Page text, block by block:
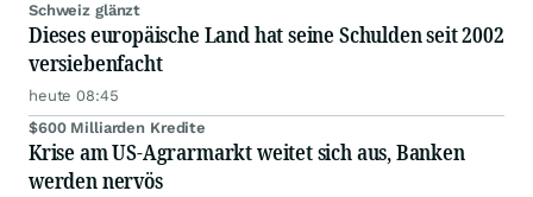
Schweiz glänzt
Dieses europäische Land hat seine Schulden seit 2002
versiebenfacht
heute 08:45
$600 Milliarden Kredite
Krise am US-Agrarmarkt weitet sich aus, Banken
werden nervös